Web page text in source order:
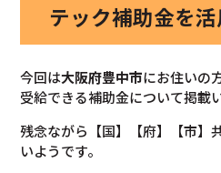
テック補助金を活
今回は大阪府豊中市にお住いの
受給できる補助金について掲載
残念ながら【国】【府】【市】
いようです。